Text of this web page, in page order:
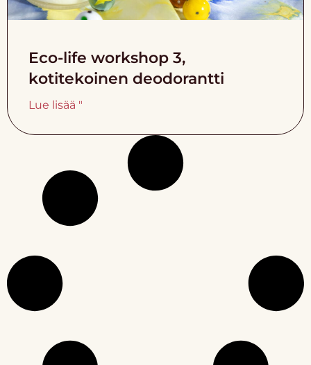
Eco-life workshop 3,
kotitekoinen deodorantti
Lue lisää "